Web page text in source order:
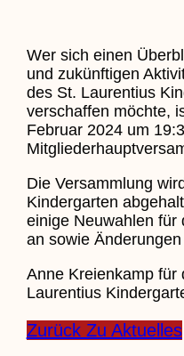
Wer sich einen
und zukünftigen
des St. Laurentius
verschaffen möchte,
Februar 2024 um
Die Versammlung
Kindergarten
einige Neuwahlen für
an sowie
Anne Kreienkamp für
Laurentius
Zurück Zu Aktuelles